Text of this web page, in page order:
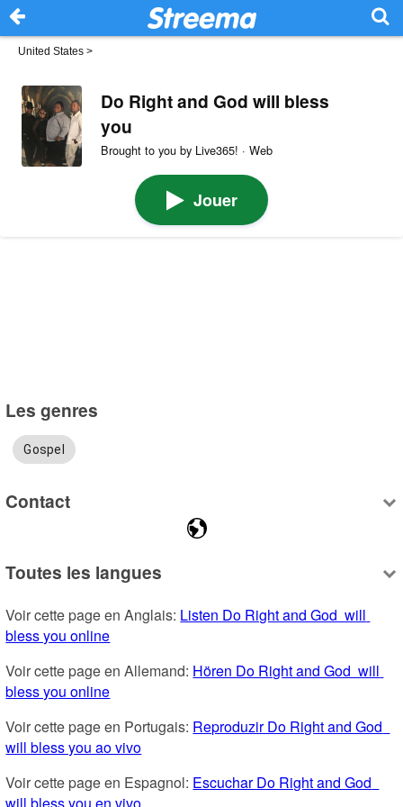
United States >
Do Right and God will bless
you
Brought to you by Live365! · Web
Jouer
Les genres
Gospel
Contact
Toutes les langues
Voir cette page en Anglais: Listen Do Right and God  will
bless you online
Voir cette page en Allemand: Hören Do Right and God  will
bless you online
Voir cette page en Portugais: Reproduzir Do Right and God
will bless you ao vivo
Voir cette page en Espagnol: Escuchar Do Right and God